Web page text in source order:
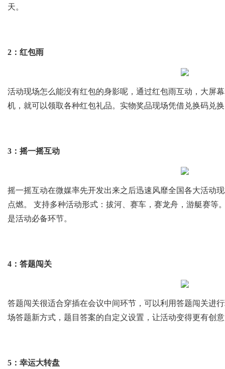
天。
2：红包雨
活动现场怎么能没有红包的身影呢，通过红包雨互动，大屏
机，就可以领取各种红包礼品。实物奖品现场凭借兑换码兑
3：摇一摇互动
摇一摇互动在微媒率先开发出来之后迅速风靡全国各大活动
点燃。 支持多种活动形式：拔河、赛车，赛龙舟，游艇赛
是活动必备环节。
4：答题闯关
答题闯关很适合穿插在会议中间环节，可以利用答题闯关进
场答题新方式，题目答案的自定义设置，让活动变得更有创
5：幸运大转盘